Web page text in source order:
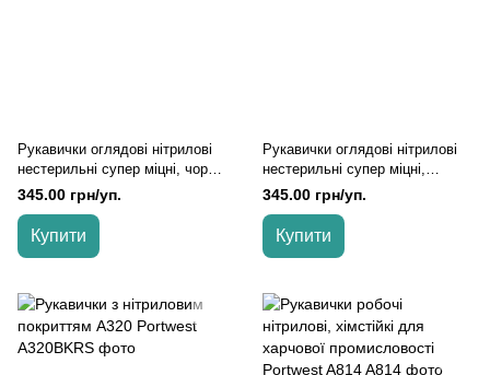
Рукавички оглядові нітрилові
нестерильні супер міцні, чорні
50 шт\уп. Care 365, Чорний, M
345.00 грн/уп.
Купити
Рукавички оглядові нітрилові
нестерильні супер міцні,
помаранчеві 50 шт\уп. Care
365, Жовтогарячий, M
345.00 грн/уп.
Купити